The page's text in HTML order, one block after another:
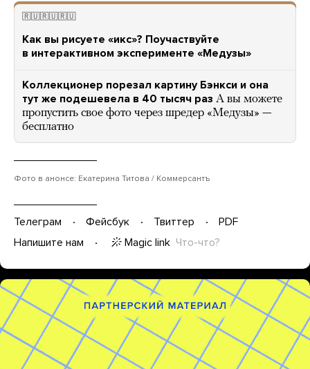
🇷🇺🇷🇺🇷🇺
Как вы рисуете «икс»? Поучаствуйте
в интерактивном эксперименте «Медузы»
Коллекционер порезал картину Бэнкси и она
тут же подешевела в 40 тысяч раз А вы можете
пропустить свое фото через шредер «Медузы» —
бесплатно
Фото в анонсе: Екатерина Титова / Коммерсантъ
Телеграм Фейсбук Твиттер
PDF
Напишите нам
Magic link Что-что?